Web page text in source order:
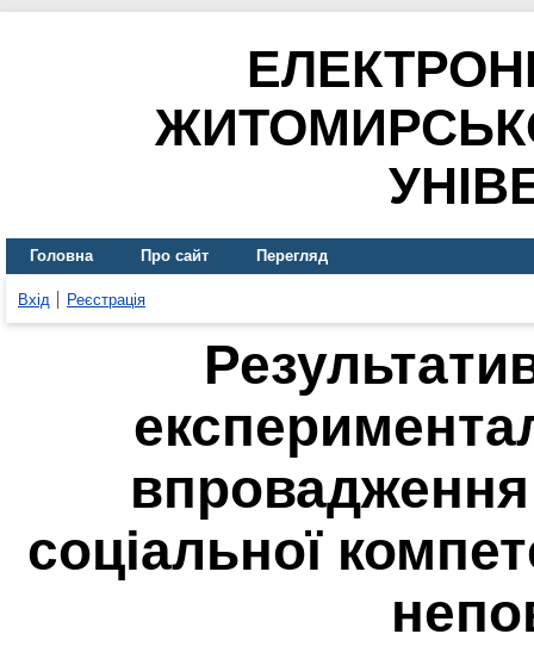
Головна Про сайт Перегляд
Вхід Реєстрація
соціальної